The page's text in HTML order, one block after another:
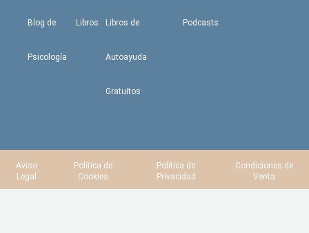
Blog de
Psicología
Libros Libros de
Autoayuda
Gratuitos
Podcasts
Aviso
Legal
Política de
Cookies
Política de
Privacidad
Condiciones de
Venta